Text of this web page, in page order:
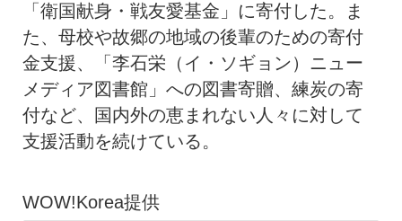
「衛国献身・戦友愛基金」に寄付した。ま
た、母校や故郷の地域の後輩のための寄付
金支援、「李石栄（イ・ソギョン）ニュー
メディア図書館」への図書寄贈、練炭の寄
付など、国内外の恵まれない人々に対して
支援活動を続けている。
WOW!Korea提供